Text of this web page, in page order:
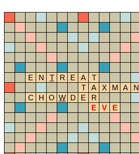
E N T R E A
T
T
A X M A
N
C
H O W D E
R
E
V E